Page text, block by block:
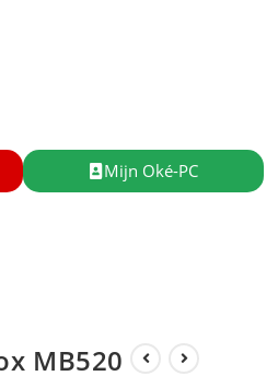
Mijn Oké-PC
MB520